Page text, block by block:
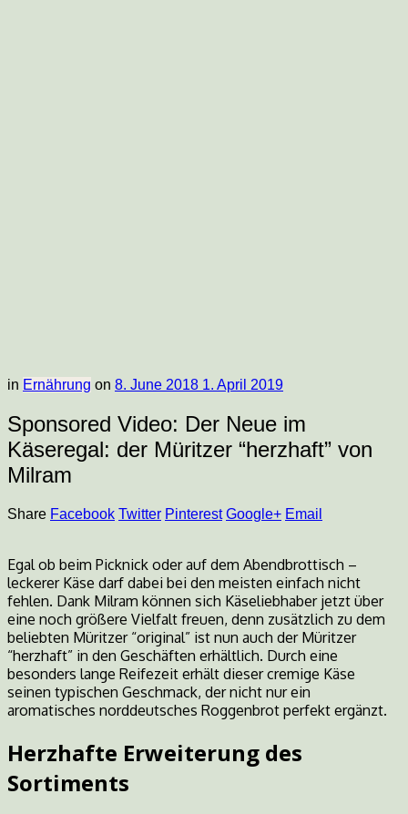
in Ernährung on 8. June 2018 1. April 2019
Sponsored Video: Der Neue im
Käseregal: der Müritzer “herzhaft” von
Milram
Share Facebook Twitter Pinterest Google+ Email
Egal ob beim Picknick oder auf dem Abendbrottisch –
leckerer Käse darf dabei bei den meisten einfach nicht
fehlen. Dank Milram können sich Käseliebhaber jetzt über
eine noch größere Vielfalt freuen, denn zusätzlich zu dem
beliebten Müritzer “original” ist nun auch der Müritzer
“herzhaft” in den Geschäften erhältlich. Durch eine
besonders lange Reifezeit erhält dieser cremige Käse
seinen typischen Geschmack, der nicht nur ein
aromatisches norddeutsches Roggenbrot perfekt ergänzt.
Herzhafte Erweiterung des
Sortiments